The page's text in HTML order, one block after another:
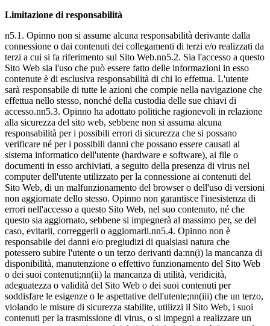
Limitazione di responsabilità
n5.1. Opinno non si assume alcuna responsabilità derivante dalla
connessione o dai contenuti dei collegamenti di terzi e/o realizzati da
terzi a cui si fa riferimento sul Sito Web.nn5.2. Sia l'accesso a questo
Sito Web sia l'uso che può essere fatto delle informazioni in esso
contenute è di esclusiva responsabilità di chi lo effettua. L'utente
sarà responsabile di tutte le azioni che compie nella navigazione che
effettua nello stesso, nonché della custodia delle sue chiavi di
accesso.nn5.3. Opinno ha adottato politiche ragionevoli in relazione
alla sicurezza del sito web, sebbene non si assuma alcuna
responsabilità per i possibili errori di sicurezza che si possano
verificare né per i possibili danni che possano essere causati al
sistema informatico dell'utente (hardware e software), ai file o
documenti in esso archiviati, a seguito della presenza di virus nel
computer dell'utente utilizzato per la connessione ai contenuti del
Sito Web, di un malfunzionamento del browser o dell'uso di versioni
non aggiornate dello stesso. Opinno non garantisce l'inesistenza di
errori nell'accesso a questo Sito Web, nel suo contenuto, né che
questo sia aggiornato, sebbene si impegnerà al massimo per, se del
caso, evitarli, correggerli o aggiornarli.nn5.4. Opinno non è
responsabile dei danni e/o pregiudizi di qualsiasi natura che
potessero subire l'utente o un terzo derivanti da:nn(i) la mancanza di
disponibilità, manutenzione o effettivo funzionamento del Sito Web
o dei suoi contenuti;nn(ii) la mancanza di utilità, veridicità,
adeguatezza o validità del Sito Web o dei suoi contenuti per
soddisfare le esigenze o le aspettative dell'utente;nn(iii) che un terzo,
violando le misure di sicurezza stabilite, utilizzi il Sito Web, i suoi
contenuti per la trasmissione di virus, o si impegni a realizzare un